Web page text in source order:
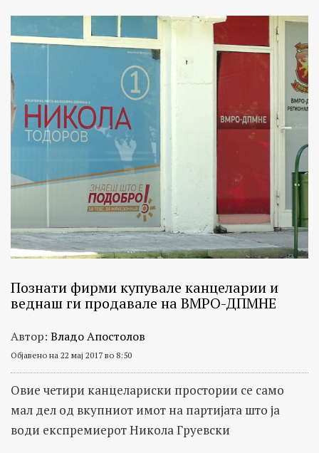
Познати фирми купувале канцеларии и
веднаш ги продавале на ВМРО-ДПМНЕ
Автор: Владо Апостолов
Објавено на 22 мај 2017 во 8:50
Овие четири канцелариски простории се само
мал дел од вкупниот имот на партијата што ја
води експремиерот Никола Груевски